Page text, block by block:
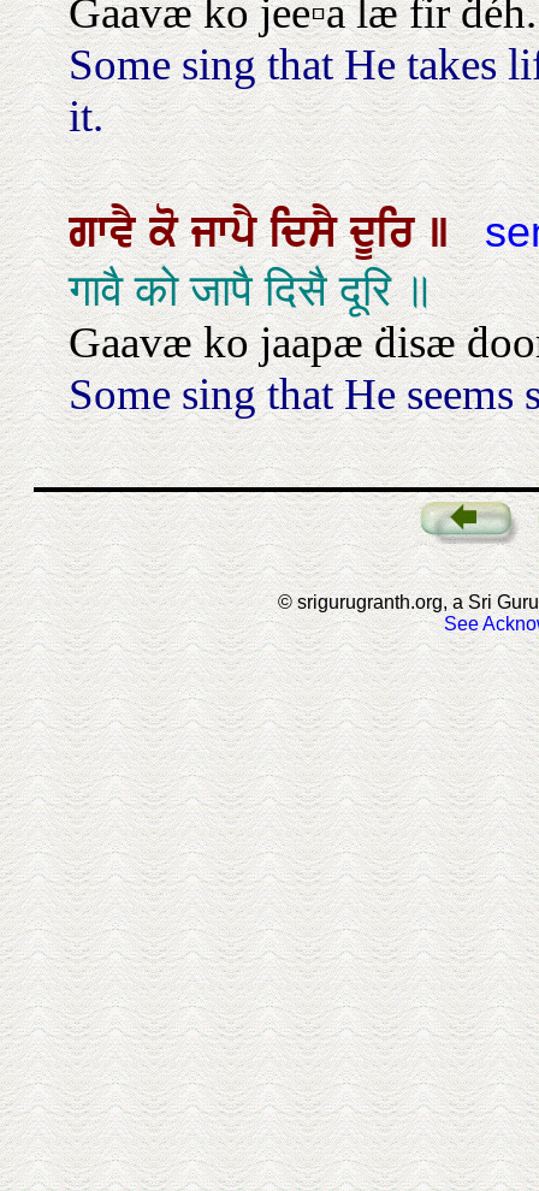
Gaavæ ko jee▫a læ fir ḋéh.
Some sing that He takes
it.
ਗਾਵੈਕੋਜਾਪੈਦਿਸੈਦੂਰਿ॥
गावै को जापै दिसै दूरि ॥
Gaavæ ko jaapæ ḋisæ
Some sing that He seems
© srigurugranth.org, a Sri
See